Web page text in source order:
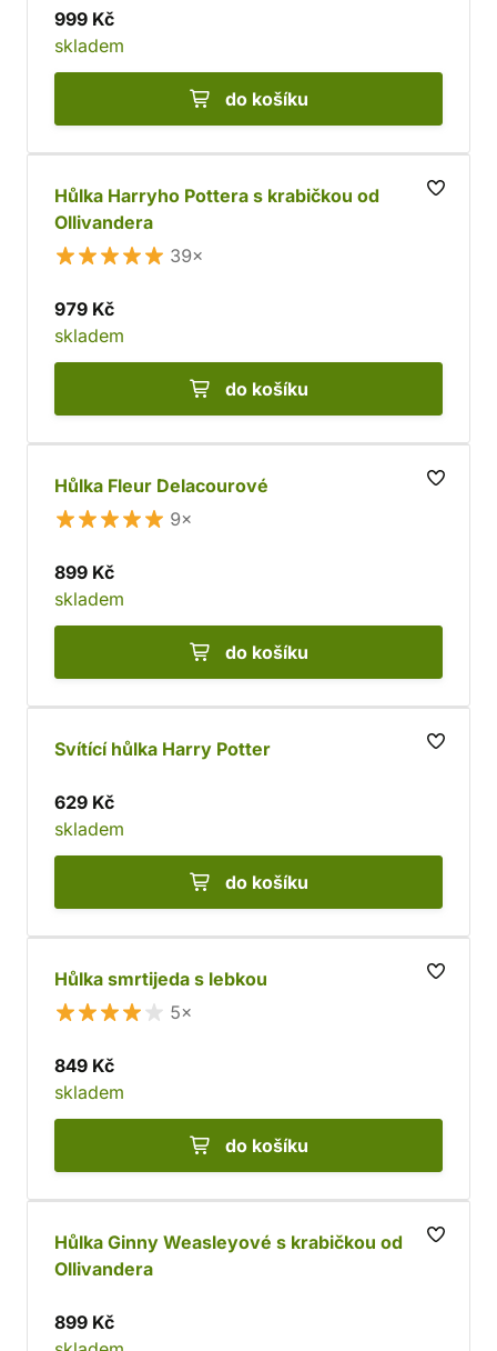
999 Kč
skladem
do košíku
Hůlka Harryho Pottera s krabičkou od
Ollivandera
39×
979 Kč
skladem
do košíku
Hůlka Fleur Delacourové
9×
899 Kč
skladem
do košíku
Svítící hůlka Harry Potter
629 Kč
skladem
do košíku
Hůlka smrtijeda s lebkou
5×
849 Kč
skladem
do košíku
Hůlka Ginny Weasleyové s krabičkou od
Ollivandera
899 Kč